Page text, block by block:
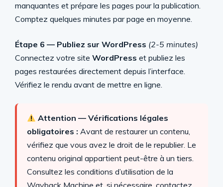
manquantes et prépare les pages pour la publication.
Comptez quelques minutes par page en moyenne.
Étape 6 — Publiez sur WordPress (2-5 minutes)
Connectez votre site WordPress et publiez les
pages restaurées directement depuis l’interface.
Vérifiez le rendu avant de mettre en ligne.
Attention — Vérifications légales
obligatoires : Avant de restaurer un contenu,
vérifiez que vous avez le droit de le republier. Le
contenu original appartient peut-être à un tiers.
Consultez les conditions d’utilisation de la
Wayback Machine et, si nécessaire, contactez